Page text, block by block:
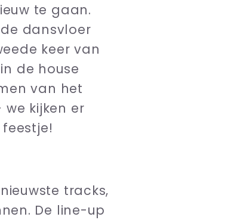
te gaan.
dansvloer
keer van
de house
van het
kijken er
tracks,
De line-up